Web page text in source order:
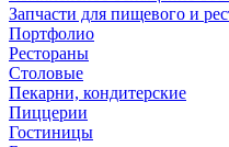
Запчасти для пищевого и
Портфолио
Рестораны
Столовые
Пекарни, кондитерские
Пиццерии
Гостиницы